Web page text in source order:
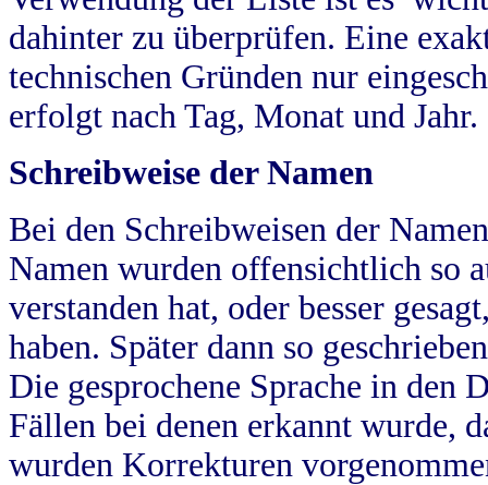
dahinter zu überprüfen. Eine
technischen Gründen nur
erfolgt nach Tag, Monat und Jahr.
Schreibweise der Namen
Bei den Schreibweisen der
Namen wurden offensichtlich so
verstanden hat, oder besser
haben. Später dann so
Die gesprochene Sprache in
Fällen bei denen erkannt wurde,
wurden Korrekturen